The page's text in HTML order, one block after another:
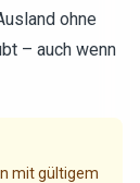
ohne
– auch wenn
mit gültigem